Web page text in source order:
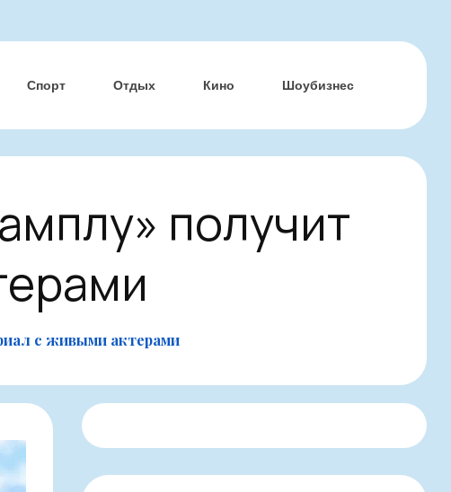
Спорт Отдых Кино Шоубизнес
получит
с живыми актерами